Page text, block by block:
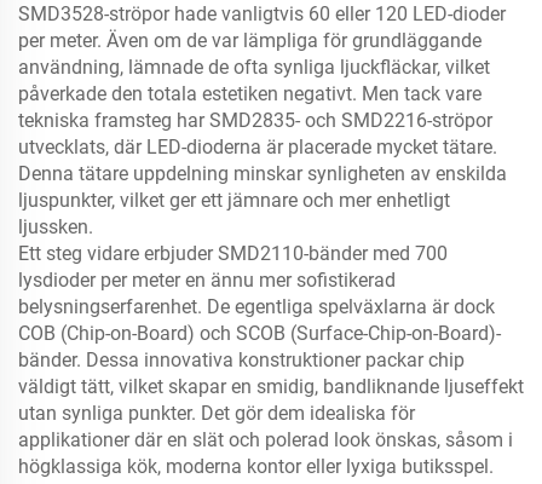
SMD3528-ströpor hade vanligtvis 60 eller 120 LED-dioder
per meter. Även om de var lämpliga för grundläggande
användning, lämnade de ofta synliga ljuckfläckar, vilket
påverkade den totala estetiken negativt. Men tack vare
tekniska framsteg har SMD2835- och SMD2216-ströpor
utvecklats, där LED-dioderna är placerade mycket tätare.
Denna tätare uppdelning minskar synligheten av enskilda
ljuspunkter, vilket ger ett jämnare och mer enhetligt
ljussken.
Ett steg vidare erbjuder SMD2110-bänder med 700
lysdioder per meter en ännu mer sofistikerad
belysningserfarenhet. De egentliga spelväxlarna är dock
COB (Chip-on-Board) och SCOB (Surface-Chip-on-Board)-
bänder. Dessa innovativa konstruktioner packar chip
väldigt tätt, vilket skapar en smidig, bandliknande ljuseffekt
utan synliga punkter. Det gör dem idealiska för
applikationer där en slät och polerad look önskas, såsom i
högklassiga kök, moderna kontor eller lyxiga butiksspel.